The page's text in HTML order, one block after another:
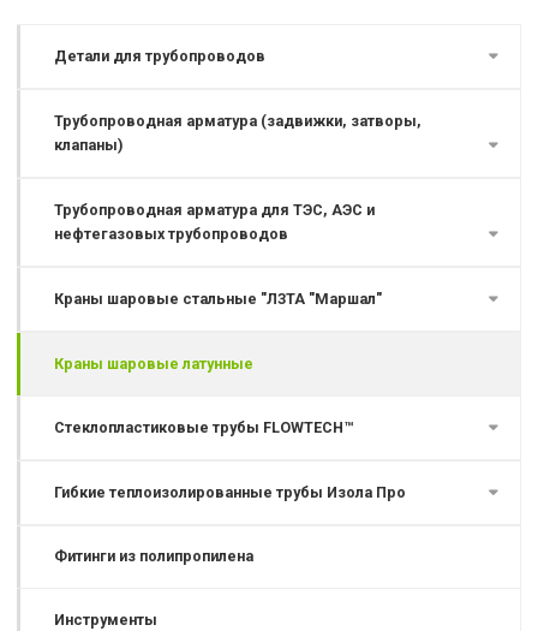
Детали для трубопроводов
Трубопроводная арматура (задвижки, затворы,
клапаны)
Трубопроводная арматура для ТЭС, АЭС и
нефтегазовых трубопроводов
Краны шаровые стальные "ЛЗТА "Маршал"
Краны шаровые латунные
Стеклопластиковые трубы FLOWTECH™
Гибкие теплоизолированные трубы Изола Про
Фитинги из полипропилена
Инструменты